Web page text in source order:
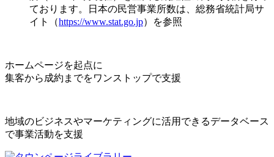
ております。日本の民営事業所数は、総務省統計局サ
イト（https://www.stat.go.jp）を参照
ホームページを起点に
集客から成約までをワンストップで支援
地域のビジネスやマーケティングに活用できるデータベース
で事業活動を支援